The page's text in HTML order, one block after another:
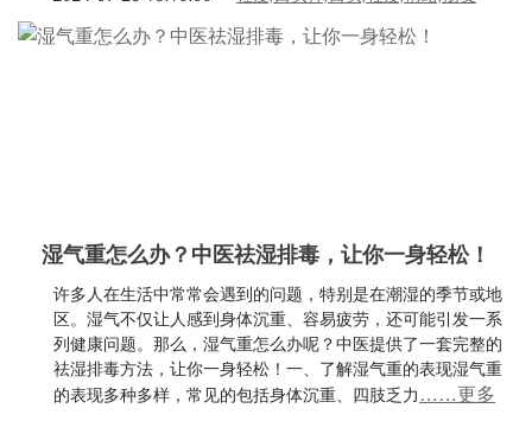
湿气重怎么办？中医祛湿排毒，让你一身轻松！
许多人在生活中常常会遇到的问题，特别是在潮湿的季节或地
区。湿气不仅让人感到身体沉重、容易疲劳，还可能引发一系
列健康问题。那么，湿气重怎么办呢？中医提供了一套完整的
祛湿排毒方法，让你一身轻松！一、了解湿气重的表现湿气重
的表现多种多样，常见的包括身体沉重、四肢乏力……更多